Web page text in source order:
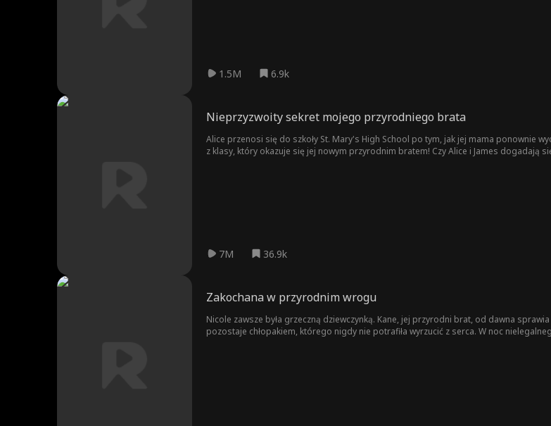
1.5M 6.9k
Nieprzyzwoity sekret mojego przyrodniego brata
Alice przenosi się do szkoły St. Mary's High School po tym, jak jej mama ponownie
z klasy, który okazuje się jej nowym przyrodnim bratem! Czy Alice i James dogadają
7M 36.9k
Zakochana w przyrodnim wrogu
Nicole zawsze była grzeczną dziewczynką. Kane, jej przyrodni brat, od dawna
pozostaje chłopakiem, którego nigdy nie potrafiła wyrzucić z serca. W noc